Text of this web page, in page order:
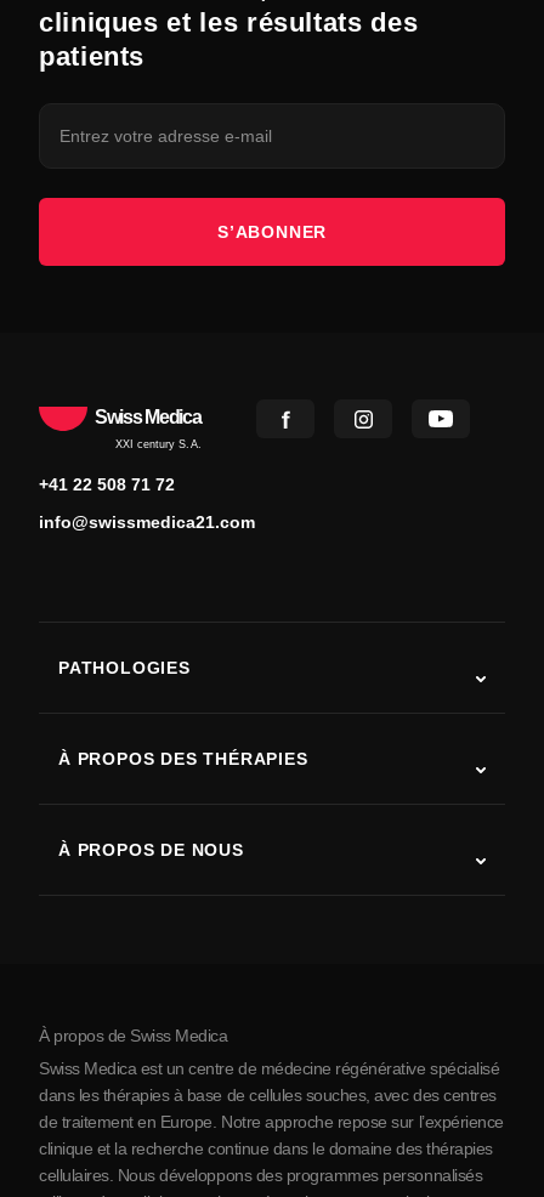
cliniques et les résultats des
patients
S’ABONNER
Swiss Medica
XXI century S.A.
+41 22 508 71 72
info@swissmedica21.com
PATHOLOGIES
Maladie de Parkinson
Arthrite
À PROPOS DES THÉRAPIES
À PROPOS DE NOUS
À propos de la Serbie
Partenariats
Contact
À propos de Swiss Medica
Swiss Medica est un centre de médecine régénérative spécialisé
dans les thérapies à base de cellules souches, avec des centres
de traitement en Europe. Notre approche repose sur l’expérience
clinique et la recherche continue dans le domaine des thérapies
cellulaires. Nous développons des programmes personnalisés